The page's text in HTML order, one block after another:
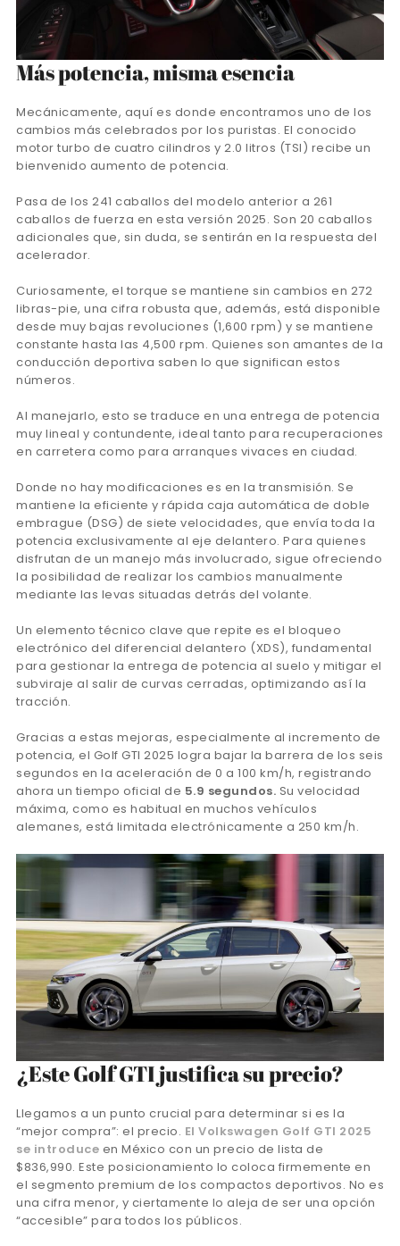
Más potencia, misma esencia
Mecánicamente, aquí es donde encontramos uno de los
cambios más celebrados por los puristas. El conocido
motor turbo de cuatro cilindros y 2.0 litros (TSI) recibe un
bienvenido aumento de potencia.
Pasa de los 241 caballos del modelo anterior a 261
caballos de fuerza en esta versión 2025. Son 20 caballos
adicionales que, sin duda, se sentirán en la respuesta del
acelerador.
Curiosamente, el torque se mantiene sin cambios en 272
libras-pie, una cifra robusta que, además, está disponible
desde muy bajas revoluciones (1,600 rpm) y se mantiene
constante hasta las 4,500 rpm. Quienes son amantes de la
conducción deportiva saben lo que significan estos
números.
Al manejarlo, esto se traduce en una entrega de potencia
muy lineal y contundente, ideal tanto para recuperaciones
en carretera como para arranques vivaces en ciudad.
Donde no hay modificaciones es en la transmisión. Se
mantiene la eficiente y rápida caja automática de doble
embrague (DSG) de siete velocidades, que envía toda la
potencia exclusivamente al eje delantero. Para quienes
disfrutan de un manejo más involucrado, sigue ofreciendo
la posibilidad de realizar los cambios manualmente
mediante las levas situadas detrás del volante.
Un elemento técnico clave que repite es el bloqueo
electrónico del diferencial delantero (XDS), fundamental
para gestionar la entrega de potencia al suelo y mitigar el
subviraje al salir de curvas cerradas, optimizando así la
tracción.
Gracias a estas mejoras, especialmente al incremento de
potencia, el Golf GTI 2025 logra bajar la barrera de los seis
segundos en la aceleración de 0 a 100 km/h, registrando
ahora un tiempo oficial de 5.9 segundos. Su velocidad
máxima, como es habitual en muchos vehículos
alemanes, está limitada electrónicamente a 250 km/h.
¿Este Golf GTI justifica su precio?
Llegamos a un punto crucial para determinar si es la
“mejor compra”: el precio. El Volkswagen Golf GTI 2025
se introduce en México con un precio de lista de
$836,990. Este posicionamiento lo coloca firmemente en
el segmento premium de los compactos deportivos. No es
una cifra menor, y ciertamente lo aleja de ser una opción
“accesible” para todos los públicos.